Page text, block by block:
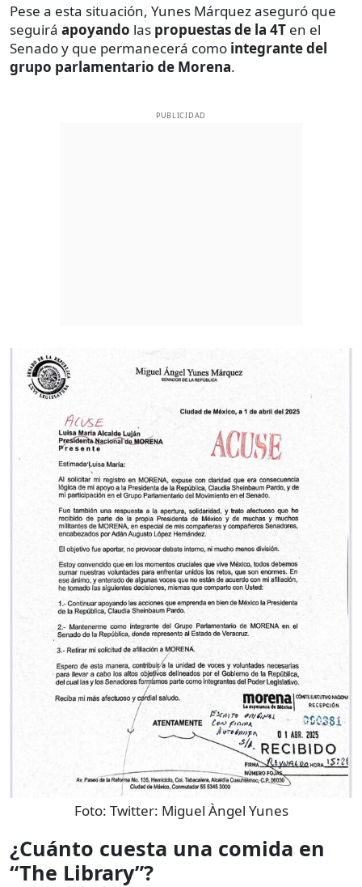
Pese a esta situación, Yunes Márquez aseguró que
seguirá apoyando las propuestas de la 4T en el
Senado y que permanecerá como integrante del
grupo parlamentario de Morena.
PUBLICIDAD
Foto: Twitter: Miguel Àngel Yunes
¿Cuánto cuesta una comida en
“The Library”?